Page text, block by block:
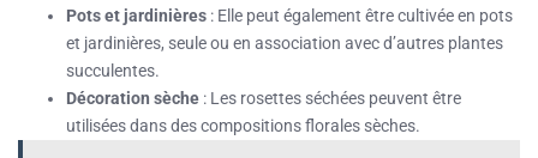
Pots et jardinières : Elle peut également être cultivée en pots
et jardinières, seule ou en association avec d’autres plantes
succulentes.
Décoration sèche : Les rosettes séchées peuvent être
utilisées dans des compositions florales sèches.